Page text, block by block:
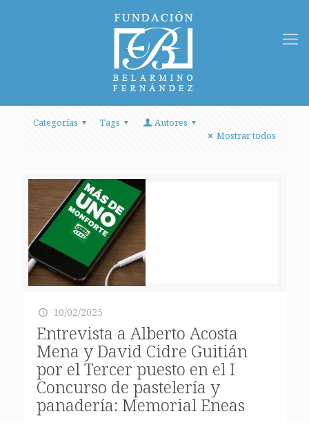
Categorías Tags
Autores
Mostrar todos
10/02/2025
Entrevista a Alberto Acosta
Mena y David Cidre Guitián
por el Tercer puesto en el I
Concurso de pastelería y
panadería: Memorial Eneas